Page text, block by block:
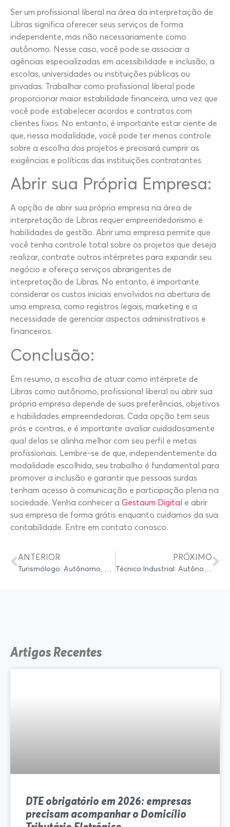
Ser um profissional liberal na área da interpretação de
Libras significa oferecer seus serviços de forma
independente, mas não necessariamente como
autônomo. Nesse caso, você pode se associar a
agências especializadas em acessibilidade e inclusão, a
escolas, universidades ou instituições públicas ou
privadas. Trabalhar como profissional liberal pode
proporcionar maior estabilidade financeira, uma vez que
você pode estabelecer acordos e contratos com
clientes fixos. No entanto, é importante estar ciente de
que, nessa modalidade, você pode ter menos controle
sobre a escolha dos projetos e precisará cumprir as
exigências e políticas das instituições contratantes.
Abrir sua Própria Empresa:
A opção de abrir sua própria empresa na área de
interpretação de Libras requer empreendedorismo e
habilidades de gestão. Abrir uma empresa permite que
você tenha controle total sobre os projetos que deseja
realizar, contrate outros intérpretes para expandir seu
negócio e ofereça serviços abrangentes de
interpretação de Libras. No entanto, é importante
considerar os custos iniciais envolvidos na abertura de
uma empresa, como registros legais, marketing e a
necessidade de gerenciar aspectos administrativos e
financeiros.
Conclusão:
Em resumo, a escolha de atuar como intérprete de
Libras como autônomo, profissional liberal ou abrir sua
própria empresa depende de suas preferências, objetivos
e habilidades empreendedoras. Cada opção tem seus
prós e contras, e é importante avaliar cuidadosamente
qual delas se alinha melhor com seu perfil e metas
profissionais. Lembre-se de que, independentemente da
modalidade escolhida, seu trabalho é fundamental para
promover a inclusão e garantir que pessoas surdas
tenham acesso à comunicação e participação plena na
sociedade. Venha conhecer a Gestaum Digital e abrir
sua empresa de forma grátis enquanto cuidamos da sua
contabilidade. Entre em contato conosco.
ANTERIOR PRÓXIMO
Artigos Recentes
DTE obrigatório em 2026: empresas
precisam acompanhar o Domicílio